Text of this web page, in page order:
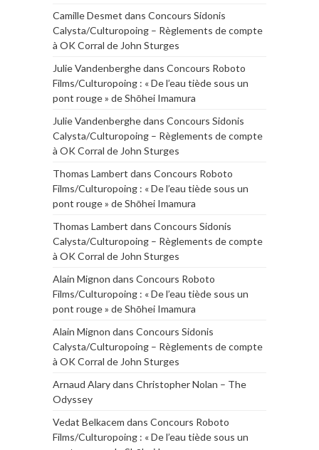
Camille Desmet dans Concours Sidonis
Calysta/Culturopoing – Règlements de compte
à OK Corral de John Sturges
Julie Vandenberghedans Concours Roboto
Films/Culturopoing : « De l’eau tiède sous un
pont rouge » de Shōhei Imamura
Julie Vandenberghedans Concours Sidonis
Calysta/Culturopoing – Règlements de compte
à OK Corral de John Sturges
Thomas Lambert dans Concours Roboto
Films/Culturopoing : « De l’eau tiède sous un
pont rouge » de Shōhei Imamura
Thomas Lambert dans Concours Sidonis
Calysta/Culturopoing – Règlements de compte
à OK Corral de John Sturges
Alain Mignon dans Concours Roboto
Films/Culturopoing : « De l’eau tiède sous un
pont rouge » de Shōhei Imamura
Alain Mignon dans Concours Sidonis
Calysta/Culturopoing – Règlements de compte
à OK Corral de John Sturges
Arnaud Alarydans Christopher Nolan – The
Odyssey
Vedat Belkacem dans Concours Roboto
Films/Culturopoing : « De l’eau tiède sous un